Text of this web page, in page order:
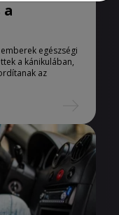
egészségi
a kánikulában,
az